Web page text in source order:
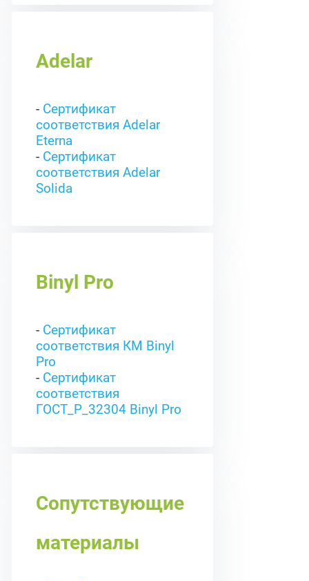
Adelar
- Сертификат
соответствия Adelar
Eterna
- Сертификат
соответствия Adelar
Solida
Binyl Pro
- Cертификат
соответствия КМ Binyl
Pro
- Сертификат
соответствия
ГОСТ_Р_32304 Binyl Pro
Сопутствующие
материалы